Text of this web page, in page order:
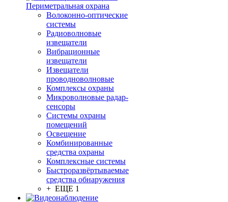
Периметральная охрана
Волоконно-оптические
системы
Радиоволновые
извещатели
Вибрационные
извещатели
Извещатели
проводноволновые
Комплексы охраны
Микроволновые радар-
сенсоры
Системы охраны
помещений
Освещение
Комбинированные
средства охраны
Комплексные системы
Быстроразвёртываемые
средства обнаружения
+ ЕЩЕ 1